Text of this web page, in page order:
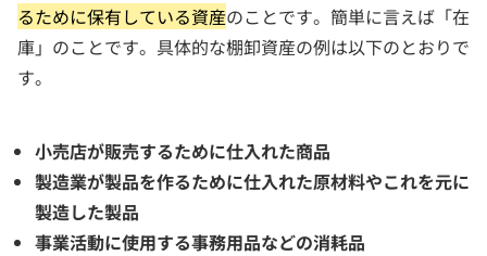
るために保有している資産のことです。簡単に言えば「在
庫」のことです。具体的な棚卸資産の例は以下のとおりで
す。
小売店が販売するために仕入れた商品
製造業が製品を作るために仕入れた原材料やこれを元に
製造した製品
事業活動に使用する事務用品などの消耗品